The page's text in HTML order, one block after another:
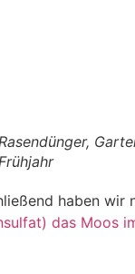
haben wir
das Moos